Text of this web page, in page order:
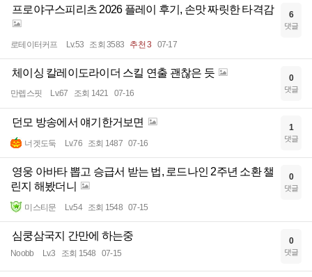
프로야구스피리츠 2026 플레이 후기, 손맛 짜릿한 타격감
로테이터커프 Lv.53 조회 3583 추천 3 07-17
6
댓글
체이싱 칼레이도라이더 스킬 연출 괜찮은 듯
만렙스핏 Lv.67 조회 1421 07-16
0
댓글
던모 방송에서 얘기한거보면
너겟도둑 Lv.76 조회 1487 07-16
1
댓글
영웅 아바타 뽑고 승급서 받는 법, 로드나인 2주년 소환 챌
린지 해봤더니
미스티문 Lv.54 조회 1548 07-15
0
댓글
심쿵삼국지 간만에 하는중
Noobb Lv.3 조회 1548 07-15
0
댓글